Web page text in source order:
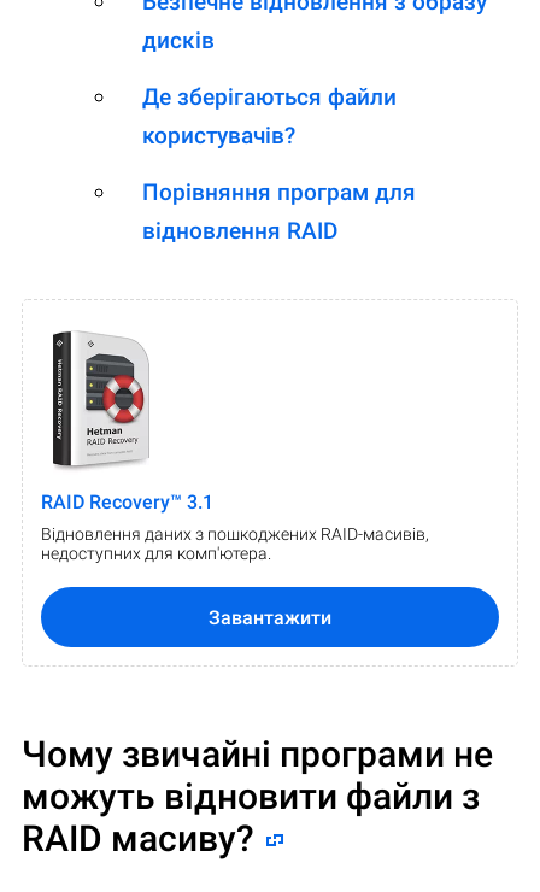
дисків
Де зберігаються файли
користувачів?
Порівняння програм для
відновлення RAID
RAID Recovery™ 3.1
Відновлення даних з пошкоджених RAID-масивів,
недоступних для комп'ютера.
Завантажити
Чому звичайні програми не
можуть відновити файли з
RAID масиву?